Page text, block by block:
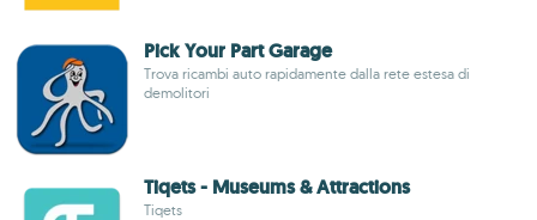
Pick Your Part Garage
Trova ricambi auto rapidamente dalla rete estesa di
demolitori
Tiqets - Museums & Attractions
Tiqets